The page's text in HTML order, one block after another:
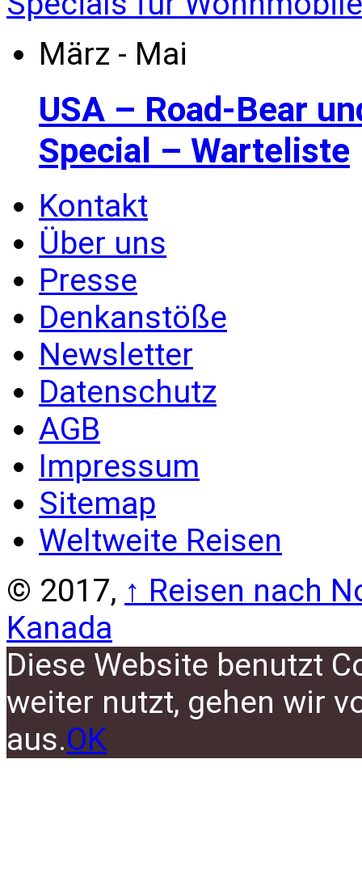
März - Mai
USA – Road-Bear
Special – Warteliste
Kontakt
Über uns
Presse
Denkanstöße
Newsletter
Datenschutz
AGB
Impressum
Sitemap
Weltweite Reisen
© 2017, ↑ Reisen nach
Kanada
Diese Website benutzt
weiter nutzt, gehen wir
aus.OK